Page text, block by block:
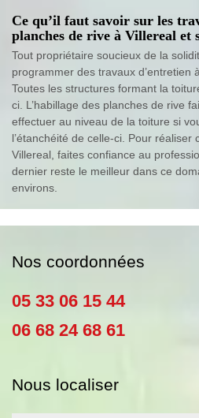
Ce qu’il faut savoir sur les
planches de rive à Villereal et
Tout propriétaire soucieux de la
programmer des travaux d’entretien
Toutes les structures formant la
ci. L’habillage des planches de rive
effectuer au niveau de la toiture si
l’étanchéité de celle-ci. Pour réaliser
Villereal, faites confiance au
dernier reste le meilleur dans ce
environs.
Nos coordonnées
05 33 06 15 44
06 68 24 68 61
Nous localiser